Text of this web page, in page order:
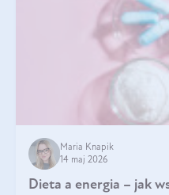
Maria Knapik
14 maj 2026
Dieta a energia – jak